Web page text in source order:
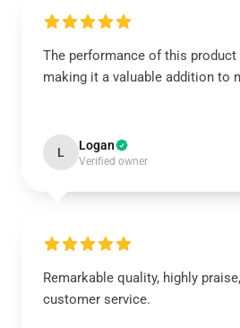
The performance of this
making it a valuable addition to
L Logan
Verified owner
Remarkable quality, highly
customer service.